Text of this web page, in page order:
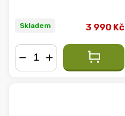
Skladem 3 990 Kč